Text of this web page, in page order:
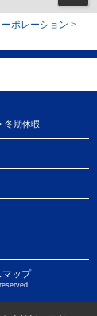
ポレーション >
冬期休暇
マップ